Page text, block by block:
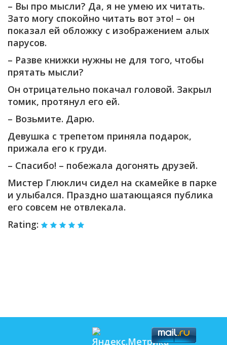
– Вы про мысли? Да, я не умею их читать.
Зато могу спокойно читать вот это! – он
показал ей обложку с изображением алых
парусов.
– Разве книжки нужны не для того, чтобы
прятать мысли?
Он отрицательно покачал головой. Закрыл
томик, протянул его ей.
– Возьмите. Дарю.
Девушка с трепетом приняла подарок,
прижала его к груди.
– Спасибо! – побежала догонять друзей.
Мистер Глюклич сидел на скамейке в парке
и улыбался. Праздно шатающаяся публика
его совсем не отвлекала.
Rating: